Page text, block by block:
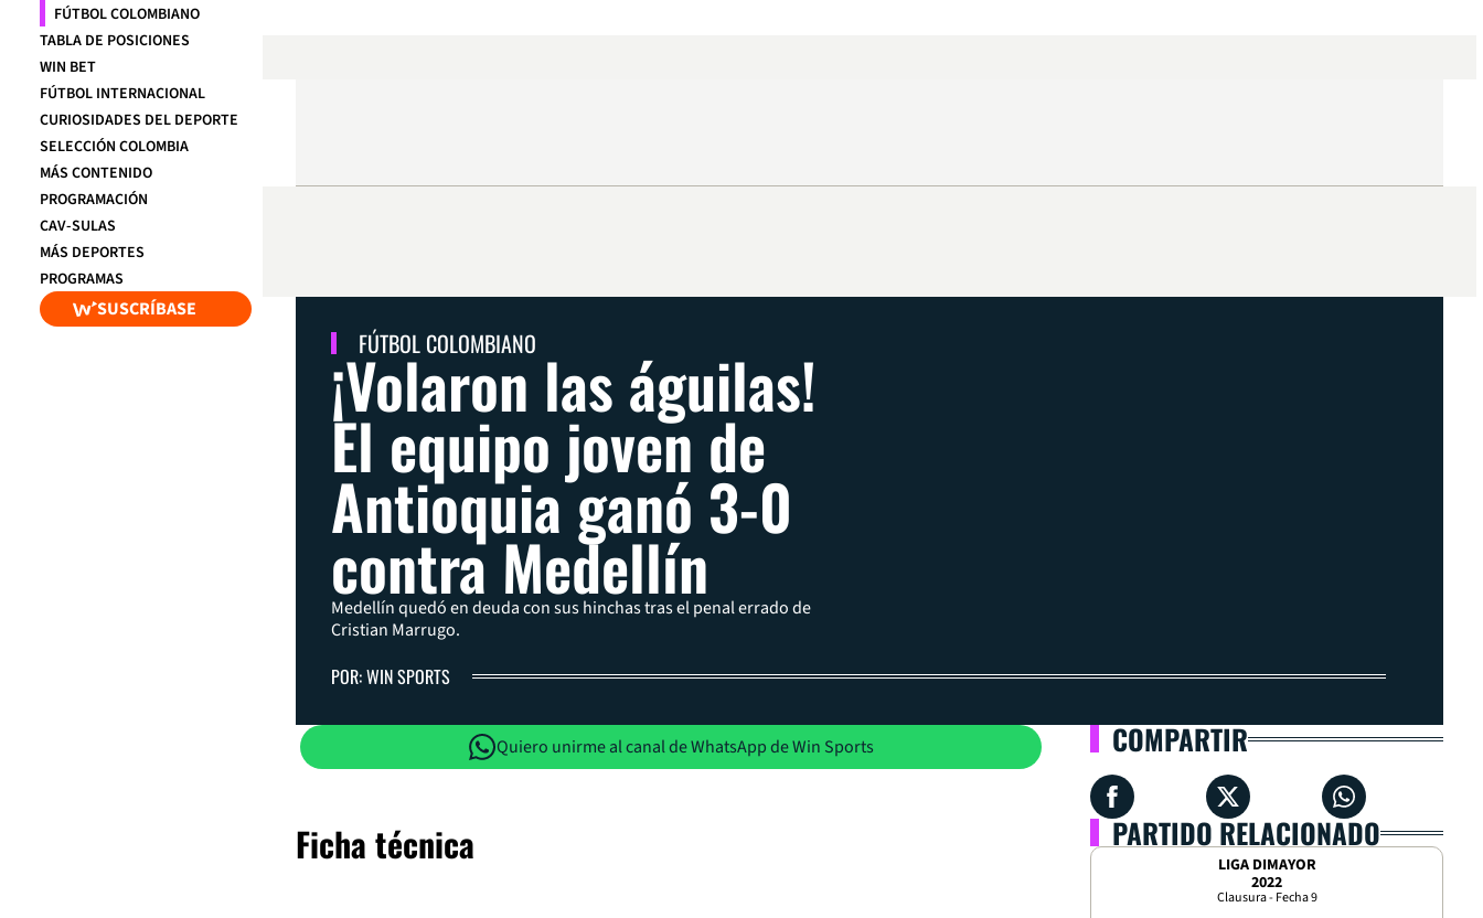
FÚTBOL COLOMBIANO
TABLA DE POSICIONES
WIN BET
FÚTBOL INTERNACIONAL
CURIOSIDADES DEL DEPORTE
SELECCIÓN COLOMBIA
MÁS CONTENIDO
PROGRAMACIÓN
CAV-SULAS
MÁS DEPORTES
PROGRAMAS
SUSCRÍBASE
FÚTBOL COLOMBIANO
¡Volaron las águilas!
El equipo joven de
Antioquia ganó 3-0
contra Medellín
Medellín quedó en deuda con sus hinchas tras el penal errado de
Cristian Marrugo.
POR: WIN SPORTS
Quiero unirme al canal de WhatsApp de Win Sports
Ficha técnica
COMPARTIR
PARTIDO RELACIONADO
LIGA DIMAYOR
2022
Clausura - Fecha 9